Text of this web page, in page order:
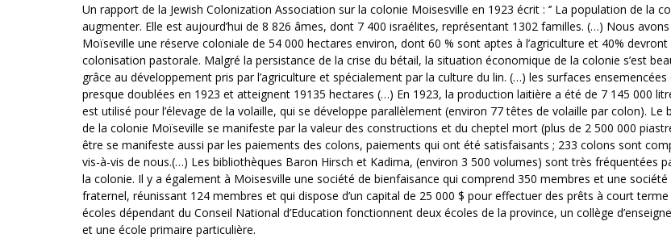
Un rapport de la Jewish Colonization Association sur la colonie Moisesville en 1923 écrit : ‘’ La population de la
augmenter. Elle est aujourd’hui de 8 826 âmes, dont 7 400 israélites, représentant 1302 familles. (…) Nous
Moïseville une réserve coloniale de 54 000 hectares environ, dont 60 % sont aptes à l’agriculture et 40%
colonisation pastorale. Malgré la persistance de la crise du bétail, la situation économique de la colonie s’est
grâce au développement pris par l’agriculture et spécialement par la culture du lin. (…) les surfaces
presque doublées en 1923 et atteignent 19135 hectares (…) En 1923, la production laitière a été de 7 145 000
est utilisé pour l’élevage de la volaille, qui se développe parallèlement (environ 77 têtes de volaille par colon). Le
de la colonie Moïseville se manifeste par la valeur des constructions et du cheptel mort (plus de 2 500 000
être se manifeste aussi par les paiements des colons, paiements qui ont été satisfaisants ; 233 colons sont
vis-à-vis de nous.(…) Les bibliothèques Baron Hirsch et Kadima, (environ 3 500 volumes) sont très fréquentées
la colonie. Il y a également à Moisesville une société de bienfaisance qui comprend 350 membres et une société
fraternel, réunissant 124 membres et qui dispose d’un capital de 25 000 $ pour effectuer des prêts à court
écoles dépendant du Conseil National d’Education fonctionnent deux écoles de la province, un collège
et une école primaire particulière.